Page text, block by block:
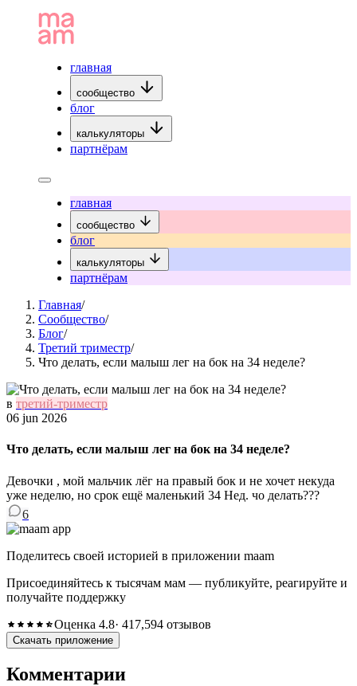
главная
сообщество
блог
калькуляторы
партнёрам
главная
сообщество
блог
калькуляторы
партнёрам
Главная/
Сообщество/
Блог/
Третий триместр/
Что делать, если малыш лег на бок на 34 неделе?
в третий-триместр
06 jun 2026
Что делать, если малыш лег на бок на 34 неделе?
Девочки , мой мальчик лёг на правый бок и не хочет некуда
уже неделю, но срок ещё маленький 34 Нед. чо делать???
6
Поделитесь своей историей в приложении maam
Присоединяйтесь к тысячам мам — публикуйте, реагируйте и
получайте поддержку
Оценка 4.8· 417,594 отзывов
Скачать приложение
Комментарии